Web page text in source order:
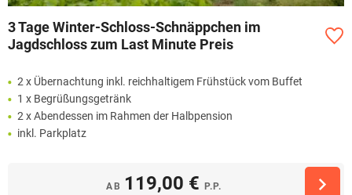
3 Tage Winter-Schloss-Schnäppchen im
Jagdschloss zum Last Minute Preis
2 x Übernachtung inkl. reichhaltigem Frühstück vom Buffet
1 x Begrüßungsgetränk
2 x Abendessen im Rahmen der Halbpension
inkl. Parkplatz
AB 119,00 € P.P.